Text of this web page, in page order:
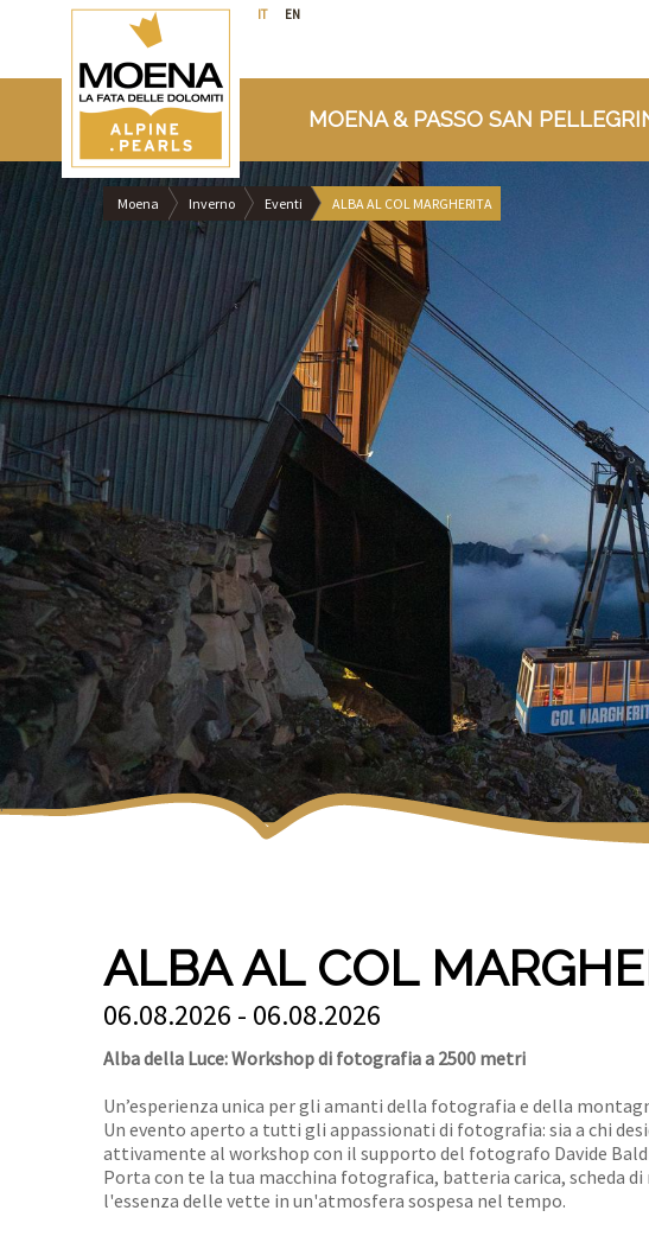
IT EN
MOENA & PASSO SAN
Moena Inverno Eventi ALBA AL COL MARGHERITA
ALBA AL COL
06.08.2026 - 06.08.2026
Alba della Luce: Workshop di fotografia a 2500 metri
Un’esperienza unica per gli amanti della fotografia e della
Un evento aperto a tutti gli appassionati di fotografia: sia a chi
attivamente al workshop con il supporto del fotografo Davide
Porta con te la tua macchina fotografica, batteria carica, scheda
l'essenza delle vette in un'atmosfera sospesa nel tempo.